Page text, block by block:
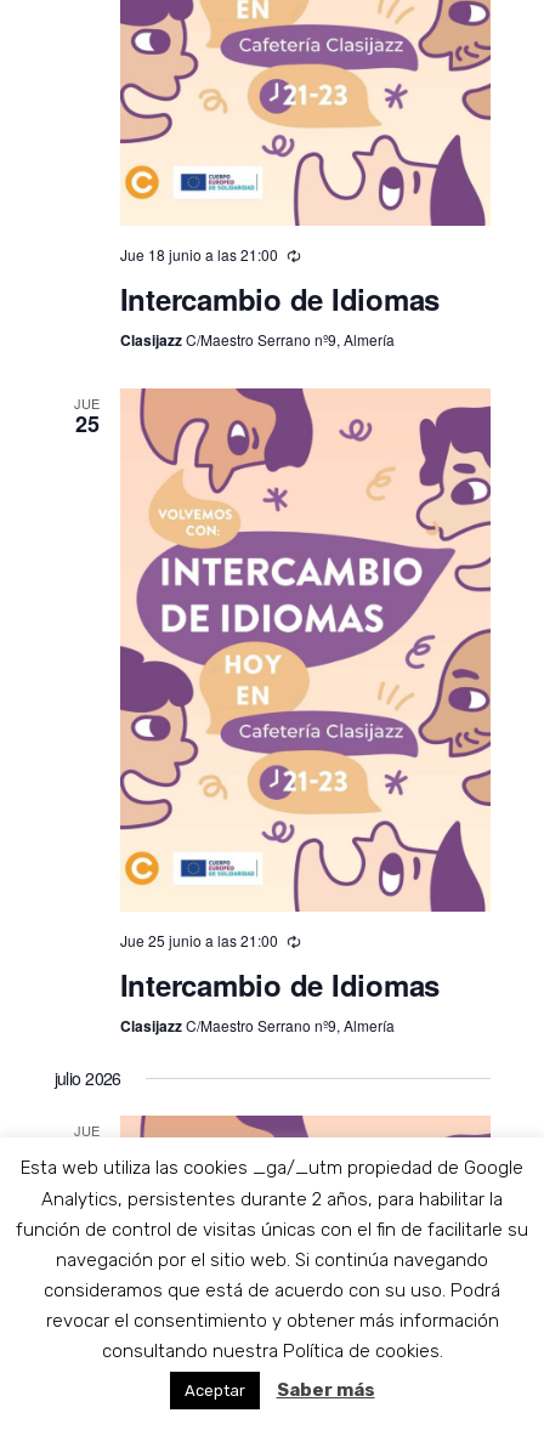
Jue 18 junio a las 21:00
Intercambio de Idiomas
ClasijazzC/Maestro Serrano nº9, Almería
JUE
25
Jue 25 junio a las 21:00
Intercambio de Idiomas
ClasijazzC/Maestro Serrano nº9, Almería
julio 2026
JUE
Esta web utiliza las cookies _ga/_utm propiedad de Google
Analytics, persistentes durante 2 años, para habilitar la
función de control de visitas únicas con el fin de facilitarle su
navegación por el sitio web. Si continúa navegando
consideramos que está de acuerdo con su uso. Podrá
revocar el consentimiento y obtener más información
consultando nuestra Política de cookies.
Aceptar Saber más